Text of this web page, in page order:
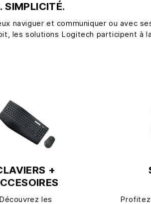
SIMPLICITÉ.
naviguer et communiquer ou avec
les solutions Logitech participent à
+
Découvrez les
Profitez